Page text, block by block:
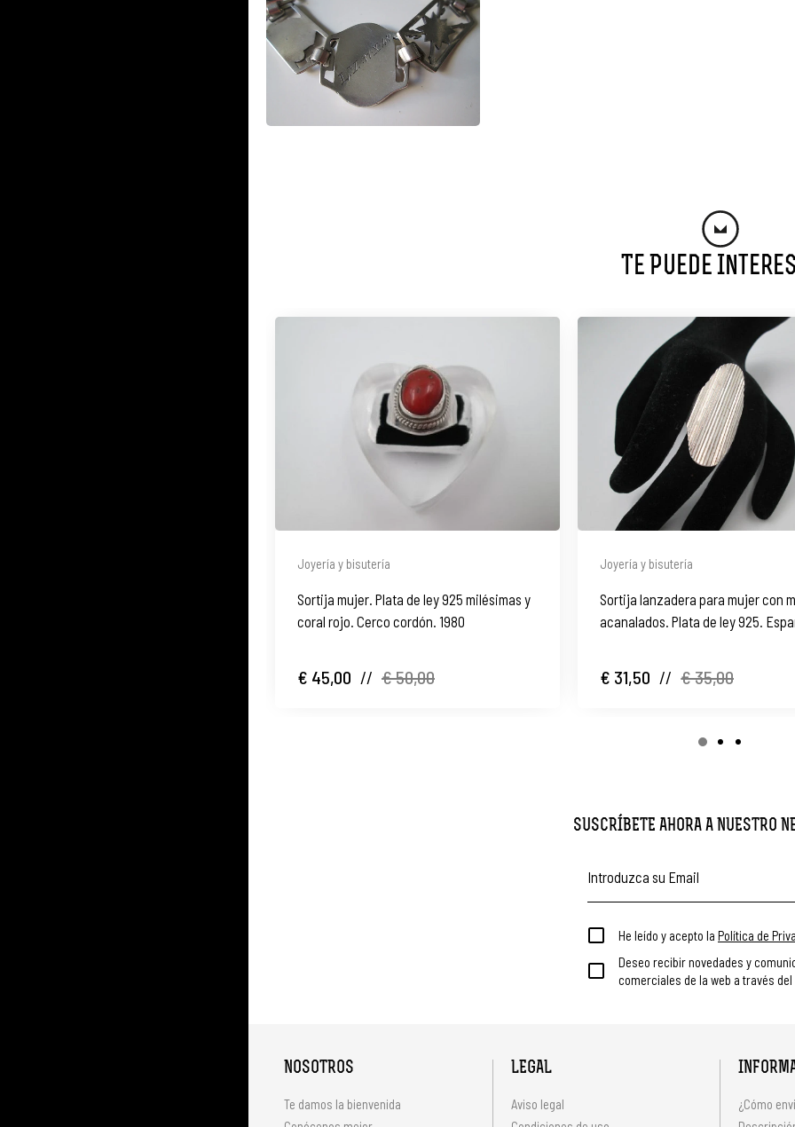
Te Puede
Joyería y bisutería
Sortija mujer. Plata de ley 925 milésimas y
coral rojo. Cerco cordón. 1980
€ 45,00 // € 50,00
Joyería y bisutería
Sortija lanzadera para mujer con
acanalados. Plata de ley 925.
€ 31,50 // € 35,00
SUSCRÍBETE AHORA A NUESTRO
He leído y acepto la Política de
Deseo recibir novedades y
comerciales de la web a través
NOSOTROS
Te damos la bienvenida
LEGAL
Aviso legal
¿Cómo